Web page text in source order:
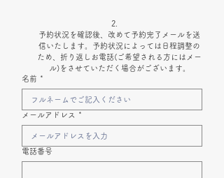
予約状況を確認後、改めて予約完了メールを送
信いたします。予約状況によっては日程調整の
ため、折り返しお電話(ご希望される方にはメー
ル)をさせていただく場合がございます。
名前 *
メールアドレス *
電話番号